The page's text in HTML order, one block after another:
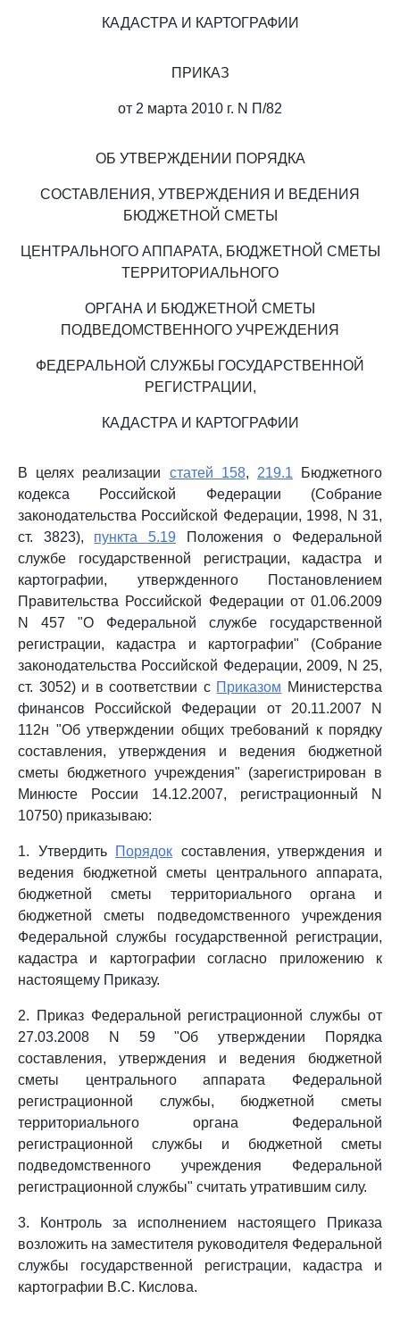
КАДАСТРА И КАРТОГРАФИИ
ПРИКАЗ
от 2 марта 2010 г. N П/82
ОБ УТВЕРЖДЕНИИ ПОРЯДКА
СОСТАВЛЕНИЯ, УТВЕРЖДЕНИЯ И ВЕДЕНИЯ
БЮДЖЕТНОЙ СМЕТЫ
ЦЕНТРАЛЬНОГО АППАРАТА, БЮДЖЕТНОЙ СМЕТЫ
ТЕРРИТОРИАЛЬНОГО
ОРГАНА И БЮДЖЕТНОЙ СМЕТЫ
ПОДВЕДОМСТВЕННОГО УЧРЕЖДЕНИЯ
ФЕДЕРАЛЬНОЙ СЛУЖБЫ ГОСУДАРСТВЕННОЙ
РЕГИСТРАЦИИ,
КАДАСТРА И КАРТОГРАФИИ
В целях реализации статей 158, 219.1 Бюджетного
кодекса Российской Федерации (Собрание
законодательства Российской Федерации, 1998, N 31,
ст. 3823), пункта 5.19 Положения о Федеральной
службе государственной регистрации, кадастра и
картографии, утвержденного Постановлением
Правительства Российской Федерации от 01.06.2009
N 457 "О Федеральной службе государственной
регистрации, кадастра и картографии" (Собрание
законодательства Российской Федерации, 2009, N 25,
ст. 3052) и в соответствии с Приказом Министерства
финансов Российской Федерации от 20.11.2007 N
112н "Об утверждении общих требований к порядку
составления, утверждения и ведения бюджетной
сметы бюджетного учреждения" (зарегистрирован в
Минюсте России 14.12.2007, регистрационный N
10750) приказываю:
1. Утвердить Порядок составления, утверждения и
ведения бюджетной сметы центрального аппарата,
бюджетной сметы территориального органа и
бюджетной сметы подведомственного учреждения
Федеральной службы государственной регистрации,
кадастра и картографии согласно приложению к
настоящему Приказу.
2. Приказ Федеральной регистрационной службы от
27.03.2008 N 59 "Об утверждении Порядка
составления, утверждения и ведения бюджетной
сметы центрального аппарата Федеральной
регистрационной службы, бюджетной сметы
территориального органа Федеральной
регистрационной службы и бюджетной сметы
подведомственного учреждения Федеральной
регистрационной службы" считать утратившим силу.
3. Контроль за исполнением настоящего Приказа
возложить на заместителя руководителя Федеральной
службы государственной регистрации, кадастра и
картографии В.С. Кислова.